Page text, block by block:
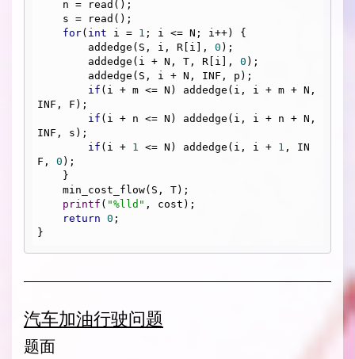
for( int i = 1 ; i <= N; i++) {
        addedge(S, i, R[i],
0 );
        addedge(i + N, T, R[i],
0 );
if (i + m <= N) addedge(i, i + m + N,
INF, F);
if (i + n <= N) addedge(i, i + n + N,
INF, s);
if (i + 1 <= N) addedge(i, i + 1 , IN
F, 0 );
printf ( "%lld" , cost);
return 0 ;
汽车加油行驶问题
题面